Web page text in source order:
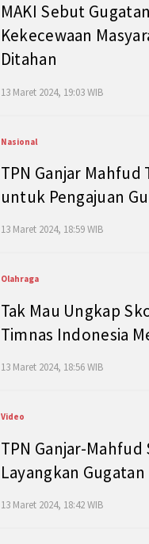
MAKI Sebut
Kekecewaan
Ditahan
13 Maret 2024, 19:03 WIB
Nasional
TPN Ganjar
untuk Pengajuan
13 Maret 2024, 18:59 WIB
Olahraga
Tak Mau Ungkap
Timnas Indonesia
13 Maret 2024, 18:56 WIB
Video
TPN Ganjar-
Layangkan
13 Maret 2024, 18:42 WIB